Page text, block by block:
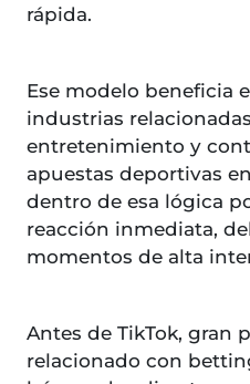
rápida.
Ese modelo beneficia
industrias
entretenimiento y
apuestas deportivas
dentro de esa lógica
reacción inmediata,
momentos de alta
Antes de TikTok, gran
relacionado con